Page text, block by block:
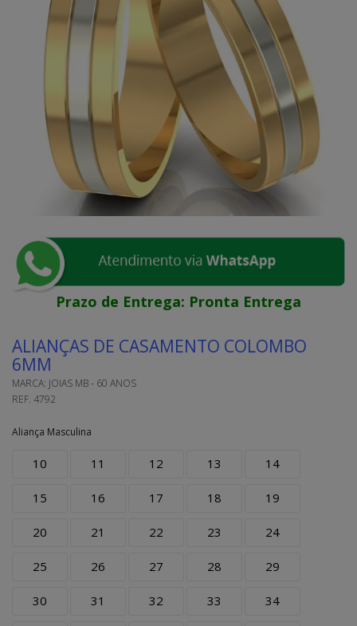
Prazo de Entrega: Pronta Entrega
ALIANÇAS DE CASAMENTO COLOMBO
6MM
MARCA: JOIAS MB - 60 ANOS
REF. 4792
Aliança Masculina
10 11 12 13 14
15 16 17 18 19
20 21 22 23 24
25 26 27 28 29
30 31 32 33 34